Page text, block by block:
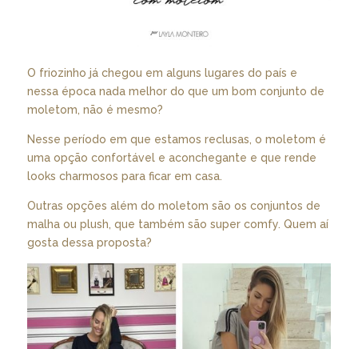
O friozinho já chegou em alguns lugares do país e
nessa época nada melhor do que um bom conjunto de
moletom, não é mesmo?
Nesse período em que estamos reclusas, o moletom é
uma opção confortável e aconchegante e que rende
looks charmosos para ficar em casa.
Outras opções além do moletom são os conjuntos de
malha ou plush, que também são super comfy. Quem aí
gosta dessa proposta?